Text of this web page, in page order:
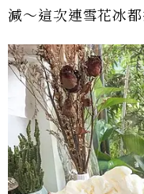
減～這次連雪花冰